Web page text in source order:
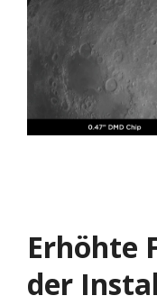
Erhöhte
der